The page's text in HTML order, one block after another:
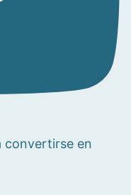
convertirse en